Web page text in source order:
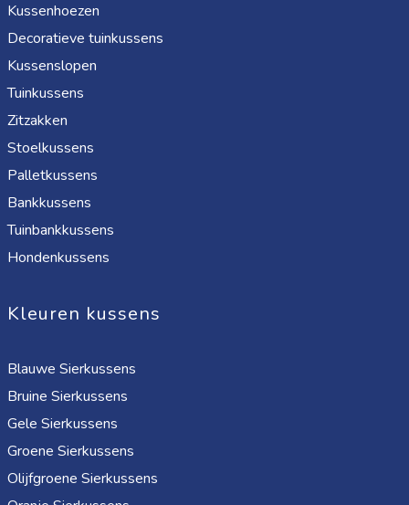
Kussenhoezen
Decoratieve tuinkussens
Kussenslopen
Tuinkussens
Zitzakken
Stoelkussens
Palletkussens
Bankkussens
Tuinbankkussens
Hondenkussens
Kleuren kussens
Blauwe Sierkussens
Bruine Sierkussens
Gele Sierkussens
Groene Sierkussens
Olijfgroene Sierkussens